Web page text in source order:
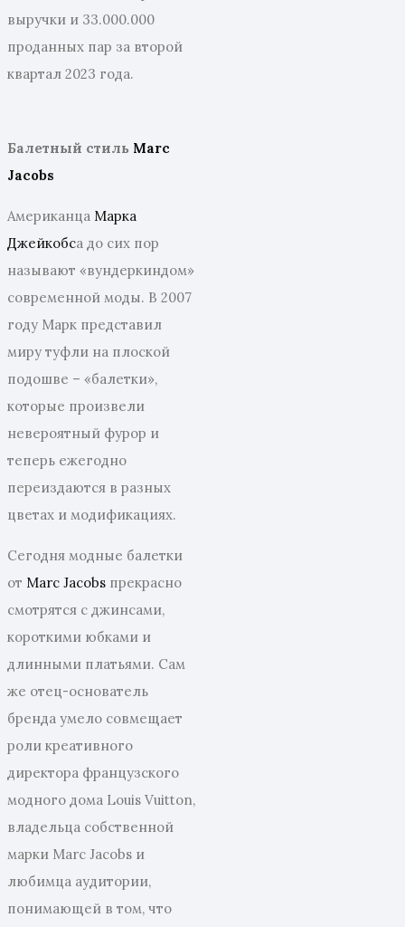
выручки и 33.000.000
проданных пар за второй
квартал 2023 года.
Балетный стиль Marc
Jacobs
Американца Марка
Джейкобса до сих пор
называют «вундеркиндом»
современной моды. В 2007
году Марк представил
миру туфли на плоской
подошве – «балетки»,
которые произвели
невероятный фурор и
теперь ежегодно
переиздаются в разных
цветах и модификациях.
Сегодня модные балетки
от Marc Jacobs прекрасно
смотрятся с джинсами,
короткими юбками и
длинными платьями. Сам
же отец-основатель
бренда умело совмещает
роли креативного
директора французского
модного дома Louis Vuitton,
владельца собственной
марки Marc Jacobs и
любимца аудитории,
понимающей в том, что